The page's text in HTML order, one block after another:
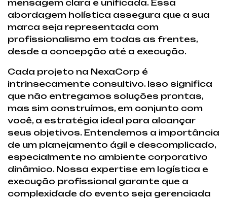
mensagem clara e unificada. Essa
abordagem holística assegura que a sua
marca seja representada com
profissionalismo em todas as frentes,
desde a concepção até a execução.
Cada projeto na NexaCorp é
intrinsecamente consultivo. Isso significa
que não entregamos soluções prontas,
mas sim construímos, em conjunto com
você, a estratégia ideal para alcançar
seus objetivos. Entendemos a importância
de um planejamento ágil e descomplicado,
especialmente no ambiente corporativo
dinâmico. Nossa expertise em logística e
execução profissional garante que a
complexidade do evento seja gerenciada